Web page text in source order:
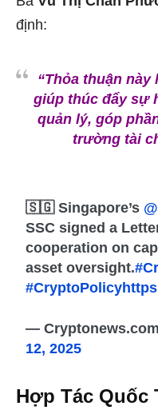
định:
“Thỏa thuận
giúp thúc đẩy sự
quản lý, góp
trường tài
🇸🇬 Singapore’s
SSC signed a
cooperation on
asset oversight.
#CryptoPolicy
—
12, 2025
Hợp Tác Quốc